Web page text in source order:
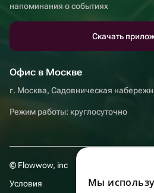
напоминания о событиях
Скачать
Офис в Москве
г. Москва, Садовническая
Режим работы: круглосуточно
© Flowwow, inc
Условия
Мы